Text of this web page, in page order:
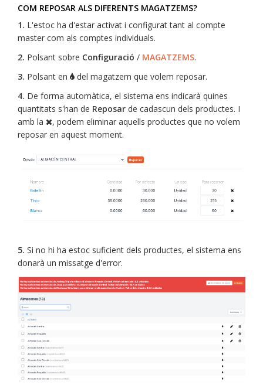
COM REPOSAR ALS DIFERENTS MAGATZEMS?
1. L'estoc ha d'estar activat i configurat tant al compte
master com als comptes individuals.
2. Polsant sobre Configuració / MAGATZEMS.
3. Polsant en
del magatzem que volem reposar.
4. De forma automàtica, el sistema ens indicarà quines
quantitats s'han de Reposar de cadascun dels productes. I
amb la
, podem eliminar aquells productes que no volem
reposar en aquest moment.
5. Si no hi ha estoc suficient dels productes, el sistema ens
donarà un missatge d'error.